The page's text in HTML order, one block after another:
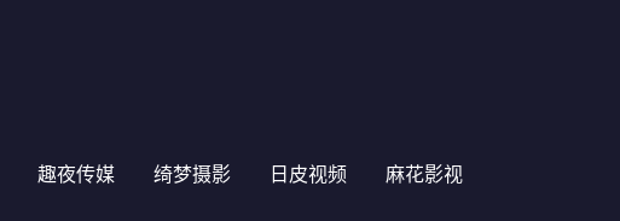
趣夜传媒 绮梦摄影 日皮视频 麻花影视